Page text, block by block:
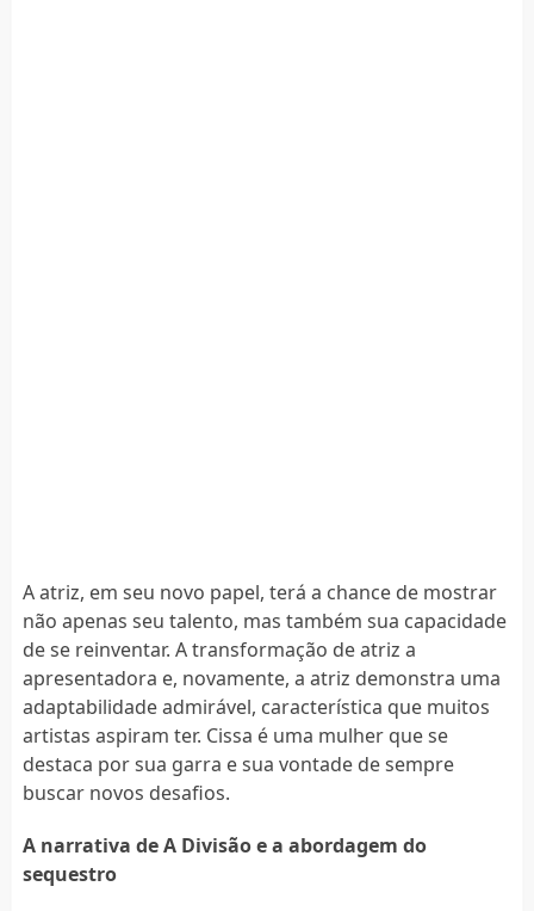
A atriz, em seu novo papel, terá a chance de mostrar
não apenas seu talento, mas também sua capacidade
de se reinventar. A transformação de atriz a
apresentadora e, novamente, a atriz demonstra uma
adaptabilidade admirável, característica que muitos
artistas aspiram ter. Cissa é uma mulher que se
destaca por sua garra e sua vontade de sempre
buscar novos desafios.
A narrativa de A Divisão e a abordagem do
sequestro